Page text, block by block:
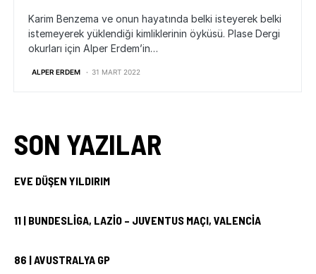
Karim Benzema ve onun hayatında belki isteyerek belki
istemeyerek yüklendiği kimliklerinin öyküsü. Plase Dergi
okurları için Alper Erdem’in…
ALPER ERDEM 31 MART 2022
SON YAZILAR
EVE DÜŞEN YILDIRIM
11 | BUNDESLIGA, LAZIO – JUVENTUS MAÇI, VALENCIA
86 | AVUSTRALYA GP